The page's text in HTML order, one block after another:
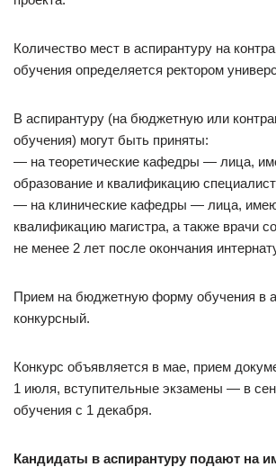
Количество мест в аспирантуру на
обучения определяется ректором
В аспирантуру (на бюджетную или
обучения) могут быть приняты:
— на теоретические кафедры — лица,
образование и квалификацию
— на клинические кафедры — лица,
квалификацию магистра, а также врачи
не менее 2 лет после окончания
Прием на бюджетную форму обучения в
конкурсный.
Конкурс объявляется в мае, прием
1 июля, вступительные экзамены — в
обучения с 1 декабря.
Кандидаты в аспирантуру подают на